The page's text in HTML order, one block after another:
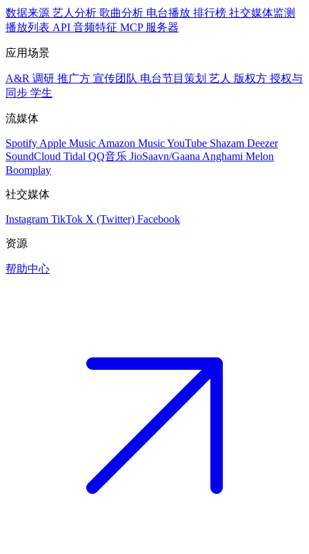
数据来源 艺人分析 歌曲分析 电台播放 排行榜 社交媒体监测
播放列表 API 音频特征 MCP 服务器
应用场景
A&R 调研 推广方 宣传团队 电台节目策划 艺人 版权方 授权与
同步 学生
流媒体
Spotify Apple Music Amazon MusicYouTube Shazam Deezer
SoundCloud Tidal QQ音乐 JioSaavn/Gaana Anghami Melon
Boomplay
社交媒体
Instagram TikTok X (Twitter) Facebook
资源
帮助中心